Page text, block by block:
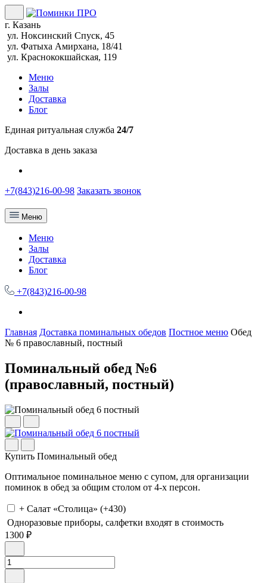
г. Казань
ул. Ноксинский Спуск, 45
ул. Фатыха Амирхана, 18/41
ул. Краснококшайская, 119
Меню
Залы
Доставка
Блог
Единая ритуальная служба 24/7
Доставка в день заказа
+7(843)216-00-98 Заказать звонок
Меню
Меню
Залы
Доставка
Блог
+7(843)216-00-98
Главная Доставка поминальных обедов Постное меню Обед
№ 6 православный, постный
Поминальный обед №6
(православный, постный)
Купить Поминальный обед
Оптимальное поминальное меню с супом, для организации
поминок в обед за общим столом от 4-х персон.
+ Салат «Столица» (+430)
Одноразовые приборы, салфетки входят в стоимость
1300 ₽